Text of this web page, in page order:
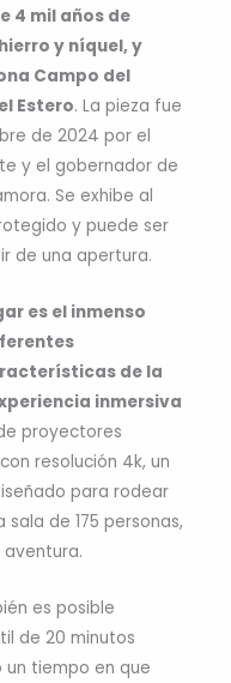
4 mil años de
y níquel, y
Campo del
Estero. La pieza fue
de 2024 por el
y el gobernador de
Se exhibe al
y puede ser
de una apertura.
es el inmenso
de la
inmersiva
proyectores
resolución 4k, un
para rodear
de 175 personas,
es posible
de 20 minutos
un tiempo en que